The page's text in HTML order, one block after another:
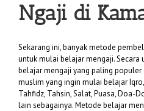
Ngaji di
Sekarang ini, banyak metode
untuk mulai belajar mengaji. Secara
belajar mengaji yang paling populer
muslim yang ingin mulai belajar
Tahfidz, Tahsin, Salat, Puasa, Doa-
lain sebagainya. Metode belajar